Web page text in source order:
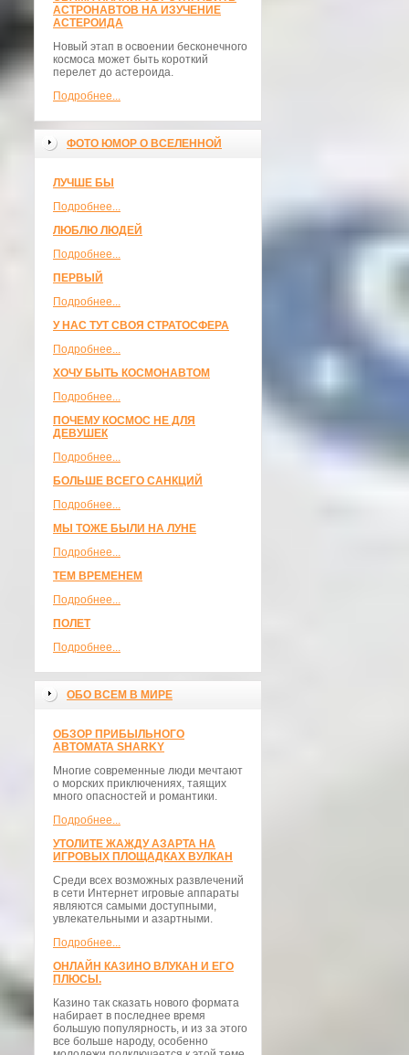
АСТРОНАВТОВ НА ИЗУЧЕНИЕ
АСТЕРОИДА
Новый этап в освоении бесконечного
космоса может быть короткий
перелет до астероида.
Подробнее...
ФОТО ЮМОР О ВСЕЛЕННОЙ
ЛУЧШЕ БЫ
Подробнее...
ЛЮБЛЮ ЛЮДЕЙ
Подробнее...
ПЕРВЫЙ
Подробнее...
У НАС ТУТ СВОЯ СТРАТОСФЕРА
Подробнее...
ХОЧУ БЫТЬ КОСМОНАВТОМ
Подробнее...
ПОЧЕМУ КОСМОС НЕ ДЛЯ
ДЕВУШЕК
Подробнее...
БОЛЬШЕ ВСЕГО САНКЦИЙ
Подробнее...
МЫ ТОЖЕ БЫЛИ НА ЛУНЕ
Подробнее...
ТЕМ ВРЕМЕНЕМ
Подробнее...
ПОЛЕТ
Подробнее...
ОБО ВСЕМ В МИРЕ
ОБЗОР ПРИБЫЛЬНОГО
АВТОМАТА SHARKY
Многие современные люди мечтают
о морских приключениях, таящих
много опасностей и романтики.
Подробнее...
УТОЛИТЕ ЖАЖДУ АЗАРТА НА
ИГРОВЫХ ПЛОЩАДКАХ ВУЛКАН
Среди всех возможных развлечений
в сети Интернет игровые аппараты
являются самыми доступными,
увлекательными и азартными.
Подробнее...
ОНЛАЙН КАЗИНО ВЛУКАН И ЕГО
ПЛЮСЫ.
Казино так сказать нового формата
набирает в последнее время
большую популярность, и из за этого
все больше народу, особенно